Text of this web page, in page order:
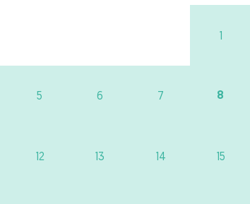
1
5 6 7 8
12 13 14 15